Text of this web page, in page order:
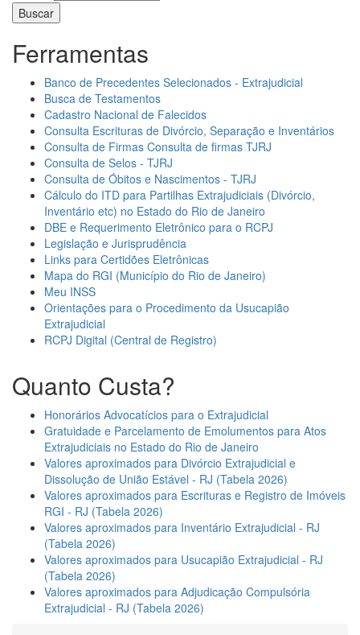
Ferramentas
Banco de Precedentes Selecionados - Extrajudicial
Busca de Testamentos
Cadastro Nacional de Falecidos
Consulta Escrituras de Divórcio, Separação e Inventários
Consulta de Firmas Consulta de firmas TJRJ
Consulta de Selos - TJRJ
Consulta de Óbitos e Nascimentos - TJRJ
Cálculo do ITD para Partilhas Extrajudiciais (Divórcio,
Inventário etc) no Estado do Rio de Janeiro
DBE e Requerimento Eletrônico para o RCPJ
Legislação e Jurisprudência
Links para Certidões Eletrônicas
Mapa do RGI (Município do Rio de Janeiro)
Meu INSS
Orientações para o Procedimento da Usucapião
Extrajudicial
RCPJ Digital (Central de Registro)
Quanto Custa?
Honorários Advocatícios para o Extrajudicial
Gratuidade e Parcelamento de Emolumentos para Atos
Extrajudiciais no Estado do Rio de Janeiro
Valores aproximados para Divórcio Extrajudicial e
Dissolução de União Estável - RJ (Tabela 2026)
Valores aproximados para Escrituras e Registro de Imóveis
RGI - RJ (Tabela 2026)
Valores aproximados para Inventário Extrajudicial - RJ
(Tabela 2026)
Valores aproximados para Usucapião Extrajudicial - RJ
(Tabela 2026)
Valores aproximados para Adjudicação Compulsória
Extrajudicial - RJ (Tabela 2026)